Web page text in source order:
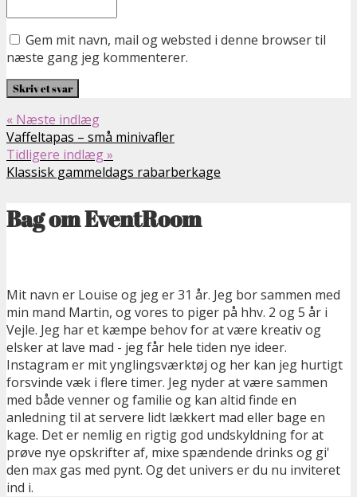
Gem mit navn, mail og websted i denne browser til
næste gang jeg kommenterer.
« Næste indlæg
Vaffeltapas – små minivafler
Tidligere indlæg »
Klassisk gammeldags rabarberkage
Bag om EventRoom
Mit navn er Louise og jeg er 31 år. Jeg bor sammen med
min mand Martin, og vores to piger på hhv. 2 og 5 år i
Vejle. Jeg har et kæmpe behov for at være kreativ og
elsker at lave mad - jeg får hele tiden nye ideer.
Instagram er mit ynglingsværktøj og her kan jeg hurtigt
forsvinde væk i flere timer. Jeg nyder at være sammen
med både venner og familie og kan altid finde en
anledning til at servere lidt lækkert mad eller bage en
kage. Det er nemlig en rigtig god undskyldning for at
prøve nye opskrifter af, mixe spændende drinks og gi'
den max gas med pynt. Og det univers er du nu inviteret
ind i.